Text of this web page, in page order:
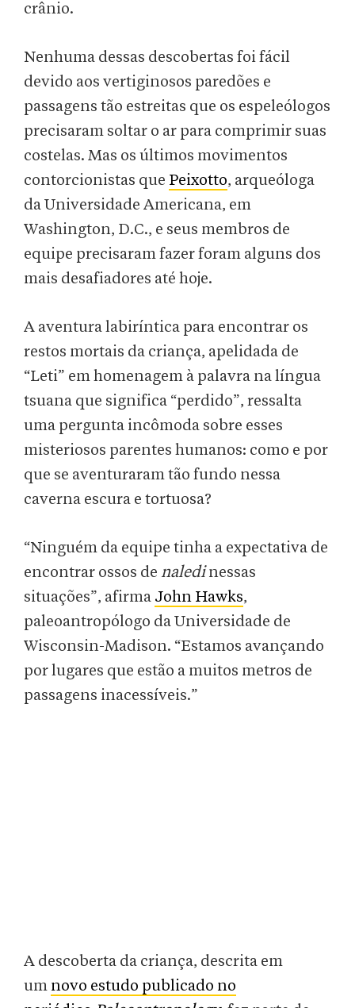
crânio.
Nenhuma dessas descobertas foi fácil
devido aos vertiginosos paredões e
passagens tão estreitas que os espeleólogos
precisaram soltar o ar para comprimir suas
costelas. Mas os últimos movimentos
contorcionistas que Peixotto, arqueóloga
da Universidade Americana, em
Washington, D.C., e seus membros de
equipe precisaram fazer foram alguns dos
mais desafiadores até hoje.
A aventura labiríntica para encontrar os
restos mortais da criança, apelidada de
“Leti” em homenagem à palavra na língua
tsuana que significa “perdido”, ressalta
uma pergunta incômoda sobre esses
misteriosos parentes humanos: como e por
que se aventuraram tão fundo nessa
caverna escura e tortuosa?
“Ninguém da equipe tinha a expectativa de
encontrar ossos de naledinessas
situações”, afirma John Hawks,
paleoantropólogo da Universidade de
Wisconsin-Madison. “Estamos avançando
por lugares que estão a muitos metros de
passagens inacessíveis.”
A descoberta da criança, descrita em
um novo estudo publicado no